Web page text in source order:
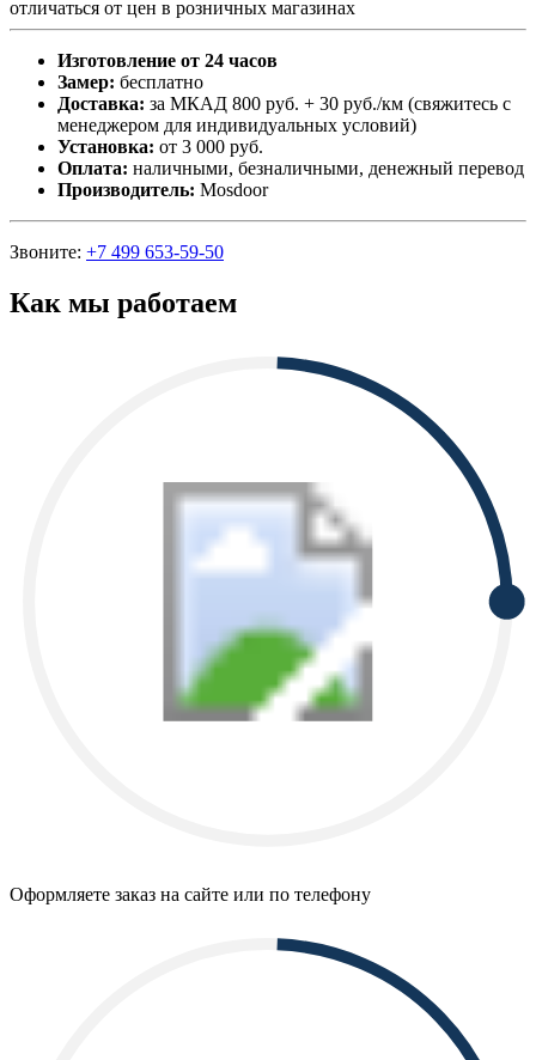
отличаться от цен в розничных магазинах
Изготовление от 24 часов
Замер: бесплатно
Доставка: за МКАД 800 руб. + 30 руб./км (свяжитесь с
менеджером для индивидуальных условий)
Установка: от 3 000 руб.
Оплата: наличными, безналичными, денежный перевод
Производитель: Mosdoor
Звоните: +7 499 653-59-50
Как мы работаем
Оформляете заказ на сайте или по телефону